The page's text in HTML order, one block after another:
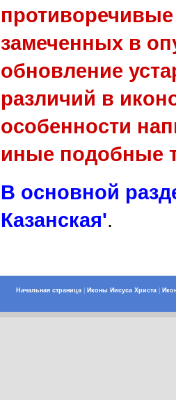
замеченных в
обновление
различий в
особенности
иные подобные
В основной
Казанская'.
Начальная страница| Иконы Иисуса Христа|